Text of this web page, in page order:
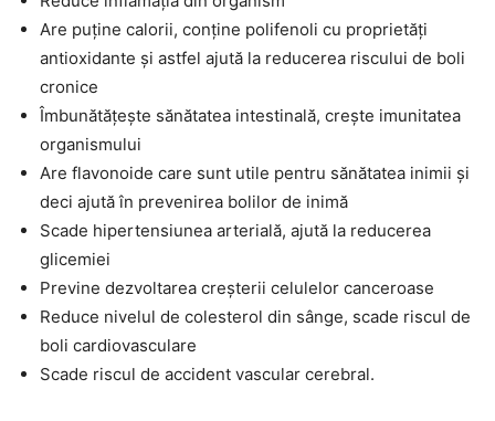
Are puține calorii, conține polifenoli cu proprietăți
antioxidante și astfel ajută la reducerea riscului de boli
cronice
Îmbunătățește sănătatea intestinală, crește imunitatea
organismului
Are flavonoide care sunt utile pentru sănătatea inimii și
deci ajută în prevenirea bolilor de inimă
Scade hipertensiunea arterială, ajută la reducerea
glicemiei
Previne dezvoltarea creșterii celulelor canceroase
Reduce nivelul de colesterol din sânge, scade riscul de
boli cardiovasculare
Scade riscul de accident vascular cerebral.